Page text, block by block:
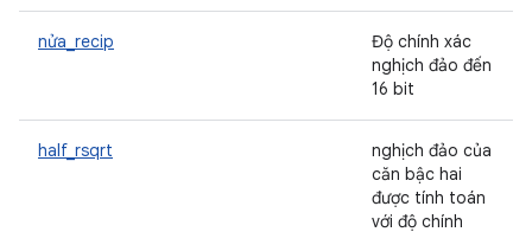
nửa_recip
Độ chính xác
nghịch đảo đến
16 bit
half_rsqrt
nghịch đảo của
căn bậc hai
được tính toán
với độ chính